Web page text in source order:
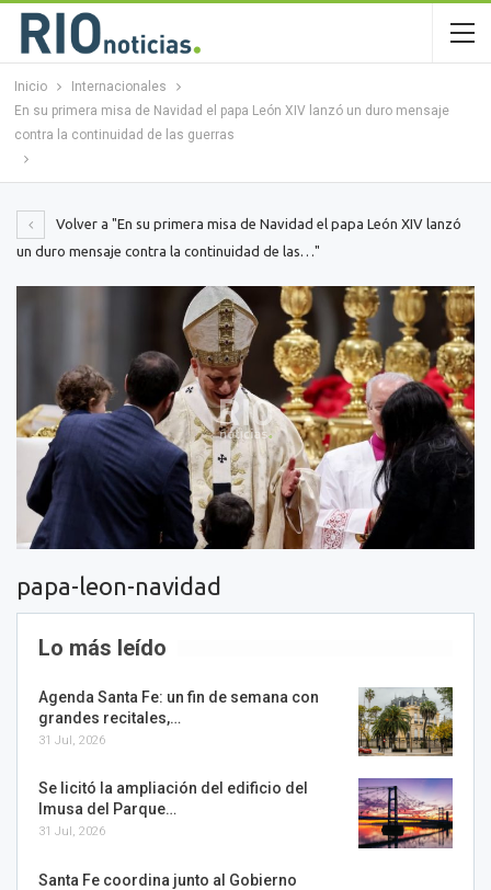
Inicio
Internacionales
En su primera misa de Navidad el papa León XIV lanzó un duro mensaje
contra la continuidad de las guerras
Volver a "En su primera misa de Navidad el papa León XIV lanzó
un duro mensaje contra la continuidad de las…"
papa-leon-navidad
Lo más leído
Agenda Santa Fe: un fin de semana con
grandes recitales,…
31 Jul, 2026
Se licitó la ampliación del edificio del
Imusa del Parque…
31 Jul, 2026
Santa Fe coordina junto al Gobierno